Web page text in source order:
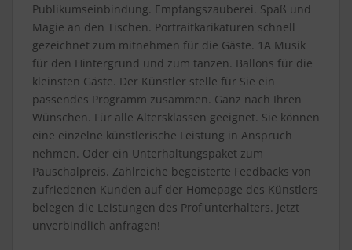
Publikumseinbindung. Empfangszauberei. Spaß und
Magie an den Tischen. Portraitkarikaturen schnell
gezeichnet zum mitnehmen für die Gäste. 1A Musik
für den Hintergrund und zum tanzen. Ballons für die
kleinsten Gäste. Der Künstler stelle für Sie ein
passendes Programm zusammen. Ganz nach Ihren
Wünschen. Für alle Altersklassen geeignet. Sie können
eine einzelne künstlerische Leistung in Anspruch
nehmen. Oder ein Unterhaltungspaket zum
Pauschalpreis. Zahlreiche begeisterte Feedbacks von
zufriedenen Kunden auf der Homepage des Künstlers
belegen die Leistungen des Profiunterhalters. Jetzt
unverbindlich anfragen!